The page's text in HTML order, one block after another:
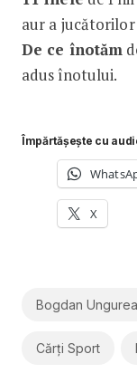
aur a jucătorilor
De ce înotăm
adus înotului.
Împărtășește cu
X
Bogdan
Cărți Sport